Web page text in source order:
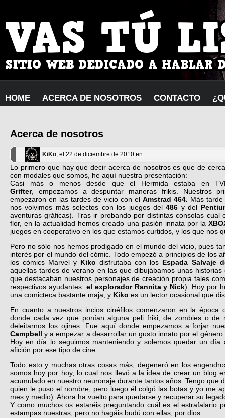
HOME ACERCA DE NOSOTROS CONTACTO
Acerca de nosotros
KiKo, el 22 de diciembre de 2010 en
Lo primero que hay que decir acerca de nosotros es que de
con modales que somos, he aquí nuestra presentación:
Casi más o menos desde que el Hermida estaba en
Grifter, empezamos a despuntar maneras frikis. Nuestros
empezaron en las tardes de vicio con el Amstrad 464. Más
nos volvimos más selectos con los juegos del486 y del
aventuras gráficas). Tras ir probando por distintas consolas
flor, en la actualidad hemos creado una pasión innata por la
juegos en cooperativo en los que estamos curtidos, y los que nos
Pero no sólo nos hemos prodigado en el mundo del vicio, pues
interés por el mundo del cómic. Todo empezó a principios de los
los cómics Marvel y Kikodisfrutaba con los Espada Salvaje
aquellas tardes de verano en las que dibujábamos unas
que destacaban nuestros personajes de creación propia tales
respectivos ayudantes: el explorador Rannita y Nick). Hoy por
una comicteca bastante maja, y Kiko es un lector ocasional que
En cuanto a nuestros incios cinéfilos comenzaron en la época
donde cada vez que ponían alguna peli friki, de zombies o de
deleitarnos los ojines. Fue aquí donde empezamos a forjar
Campbell y a empezar a desarrollar un gusto innato por el
Hoy en día lo seguimos manteniendo y solemos quedar un
afición por ese tipo de cine.
Todo esto y muchas otras cosas más, degeneró en los
somos hoy por hoy, lo cual nos llevó a la idea de crear un blog
acumulado en nuestro neuronaje durante tantos años. Tengo que
quien le puso el nombre, pero luego él colgó las botas y yo me
mes y medio). Ahora ha vuelto para quedarse y recuperar su
Y como muchos os estaréis preguntando cuál es el estrafalario
estampas nuestras, pero no hagáis budú con ellas, por dios.